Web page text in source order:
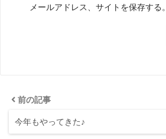
メールアドレス、サイトを保存する。
前の記事
今年もやってきた♪